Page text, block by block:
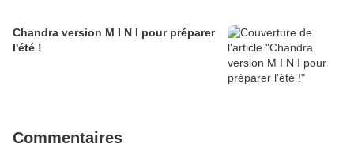
Chandra version M I N I pour préparer
l'été !
Commentaires